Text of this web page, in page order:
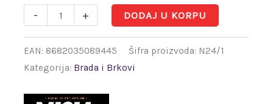
- + DODAJ U KORPU
EAN: 8682035089445 Šifra proizvoda: N24/1
Kategorija: Brada i Brkovi